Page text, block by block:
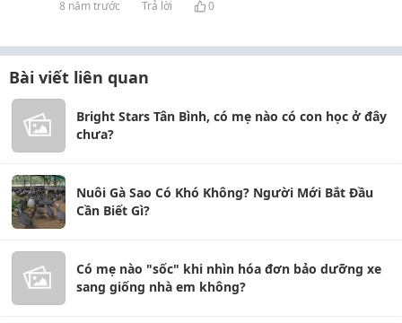
8 năm trước Trả lời 0
Bài viết liên quan
Bright Stars Tân Bình, có mẹ nào có con học ở đây
chưa?
Nuôi Gà Sao Có Khó Không? Người Mới Bắt Đầu
Cần Biết Gì?
Có mẹ nào "sốc" khi nhìn hóa đơn bảo dưỡng xe
sang giống nhà em không?